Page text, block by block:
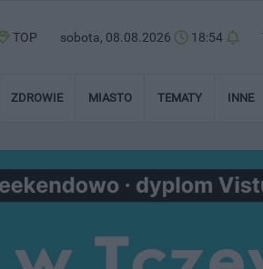
TOP sobota, 08.08.2026 18:54
ZDROWIE MIASTO TEMATY INNE